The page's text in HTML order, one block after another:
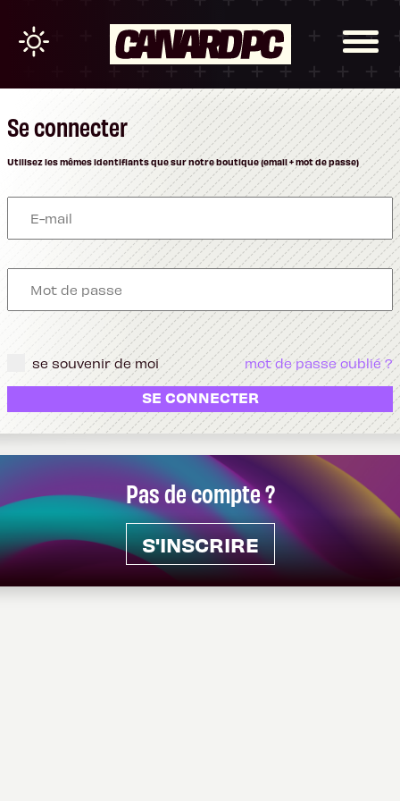
Pas de compte ?
S'INSCRIRE
Se connecter
Utilisez les mêmes identifiants que sur notre boutique (email + mot de passe)
se souvenir de moi mot de passe oublié ?
SE CONNECTER